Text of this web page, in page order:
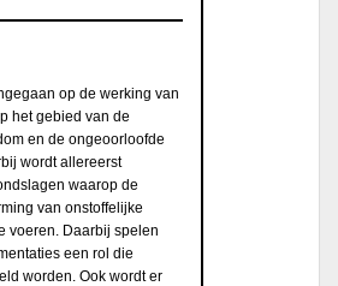
op de werking van
het gebied van de
en de ongeoorloofde
wordt allereerst
waarop de
van onstoffelijke
voeren. Daarbij spelen
een rol die
worden. Ook wordt er